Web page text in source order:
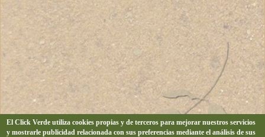
El Click Verde utiliza cookies propias y de terceros para mejorar nuestros servicios
y mostrarle publicidad relacionada con sus preferencias mediante el análisis de sus